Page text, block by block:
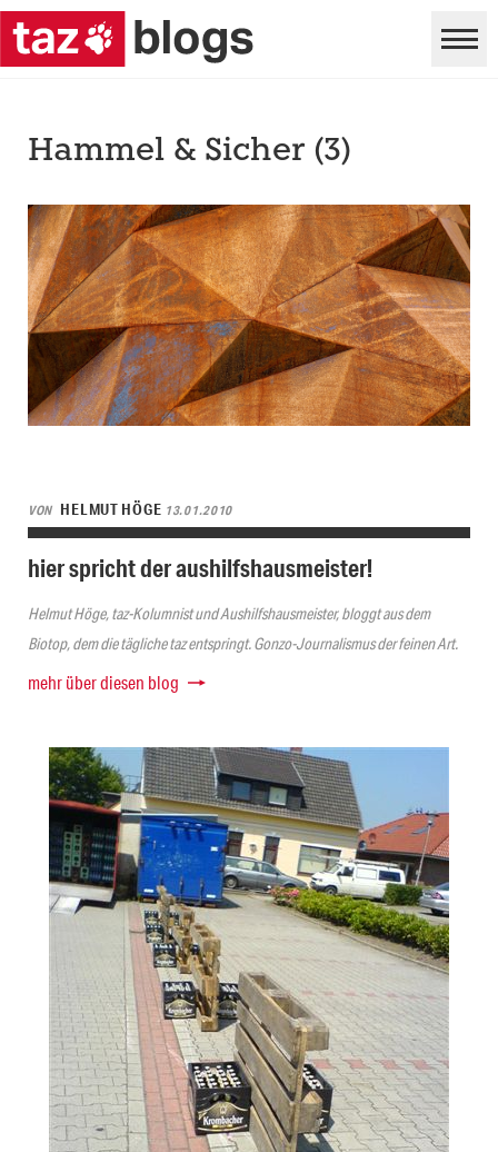
Hammel & Sicher (3)
VON HELMUT HÖGE 13.01.2010
hier spricht der aushilfshausmeister!
Helmut Höge, taz-Kolumnist und Aushilfshausmeister, bloggt aus dem
Biotop, dem die tägliche taz entspringt. Gonzo-Journalismus der feinen Art.
mehr über diesen blog